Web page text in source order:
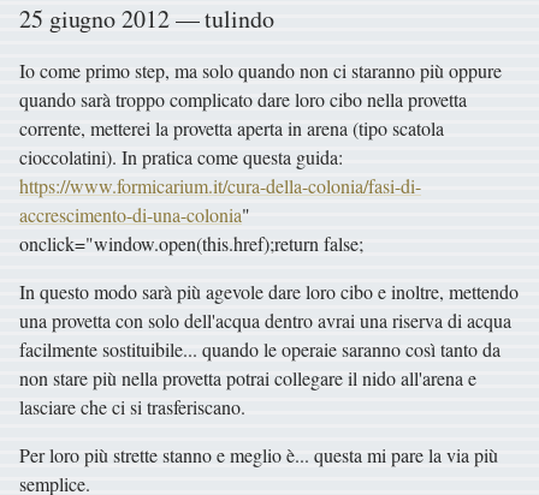
25 giugno 2012 — tulindo
Io come primo step, ma solo quando non ci staranno più oppure
quando sarà troppo complicato dare loro cibo nella provetta
corrente, metterei la provetta aperta in arena (tipo scatola
cioccolatini). In pratica come questa guida:
https://www.formicarium.it/cura-della-colonia/fasi-di-
accrescimento-di-una-colonia"
onclick="window.open(this.href);return false;
In questo modo sarà più agevole dare loro cibo e inoltre, mettendo
una provetta con solo dell'acqua dentro avrai una riserva di acqua
facilmente sostituibile... quando le operaie saranno così tanto da
non stare più nella provetta potrai collegare il nido all'arena e
lasciare che ci si trasferiscano.
Per loro più strette stanno e meglio è... questa mi pare la via più
semplice.